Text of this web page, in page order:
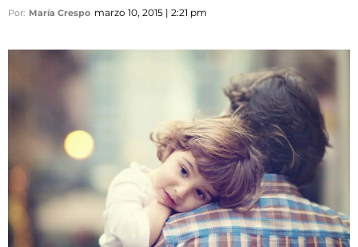
Por: María Crespo marzo 10, 2015 | 2:21 pm